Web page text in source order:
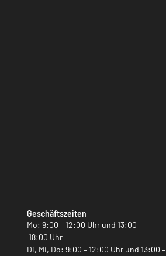
Geschäftszeiten
Mo: 9:00 – 12:00 Uhr und 13:00 –
18:00 Uhr
Di, Mi, Do: 9:00 – 12:00 Uhr und 13:00 –